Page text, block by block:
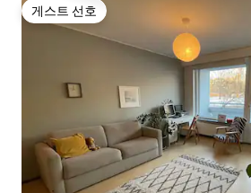
게스트 선호
게스트 선호